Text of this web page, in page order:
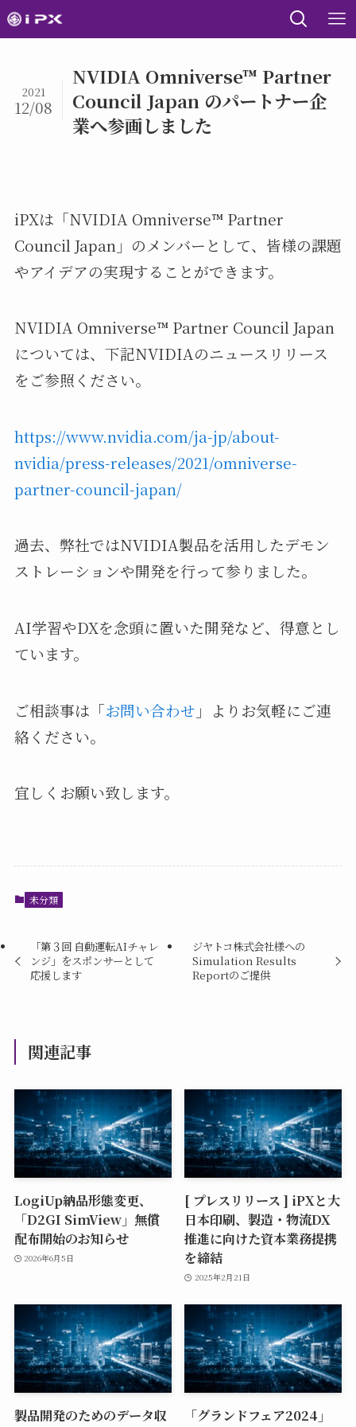
NVIDIA Omniverse™ Partner
Council Japan のパートナー企
業へ参画しました
2021
12/08
iPXは「NVIDIA Omniverse™ Partner
Council Japan」のメンバーとして、皆様の課題
やアイデアの実現することができます。
NVIDIA Omniverse™ Partner Council Japan
については、下記NVIDIAのニュースリリース
をご参照ください。
https://www.nvidia.com/ja-jp/about-
nvidia/press-releases/2021/omniverse-
partner-council-japan/
過去、弊社ではNVIDIA製品を活用したデモン
ストレーションや開発を行って参りました。
AI学習やDXを念頭に置いた開発など、得意とし
ています。
ご相談事は「お問い合わせ 」よりお気軽にご連
絡ください。
宜しくお願い致します。
未分類
「第３回 自動運転AIチャレ
ンジ」をスポンサーとして
応援します
ジヤトコ株式会社様への
Simulation Results
Reportのご提供
関連記事
LogiUp納品形態変更、
「D2GI SimView」無償
配布開始のお知らせ
2026年6月5日
[ プレスリリース ] iPXと大
日本印刷、製造・物流DX
推進に向けた資本業務提携
を締結
2025年2月21日
製品開発のためのデータ収
「グランドフェア2024」